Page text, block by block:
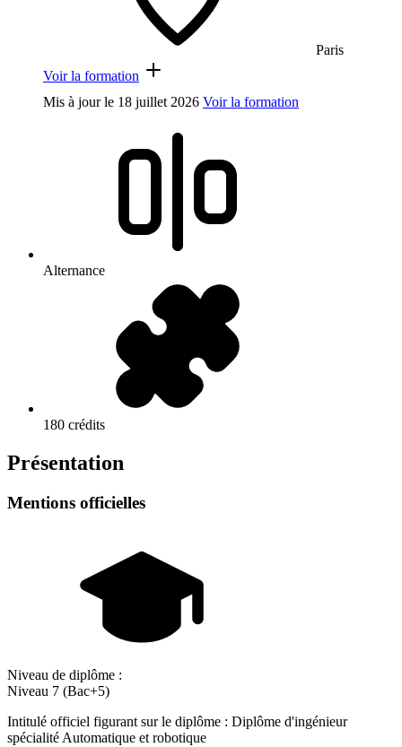
Paris
Voir la formation
Mis à jour le 18 juillet 2026 Voir la formation
Alternance
180 crédits
Présentation
Mentions officielles
Niveau de diplôme :
Niveau 7 (Bac+5)
Intitulé officiel figurant sur le diplôme : Diplôme d'ingénieur
spécialité Automatique et robotique